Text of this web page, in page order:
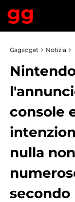
Gagadget Notizia
console
nulla
secondo